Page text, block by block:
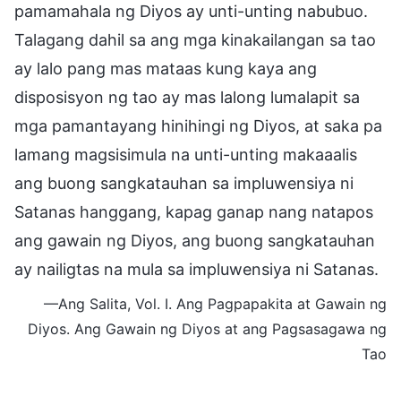
pamamahala ng Diyos ay unti-unting nabubuo.
Talagang dahil sa ang mga kinakailangan sa tao
ay lalo pang mas mataas kung kaya ang
disposisyon ng tao ay mas lalong lumalapit sa
mga pamantayang hinihingi ng Diyos, at saka pa
lamang magsisimula na unti-unting makaaalis
ang buong sangkatauhan sa impluwensiya ni
Satanas hanggang, kapag ganap nang natapos
ang gawain ng Diyos, ang buong sangkatauhan
ay nailigtas na mula sa impluwensiya ni Satanas.
—Ang Salita, Vol. I. Ang Pagpapakita at Gawain ng
Diyos. Ang Gawain ng Diyos at ang Pagsasagawa ng
Tao